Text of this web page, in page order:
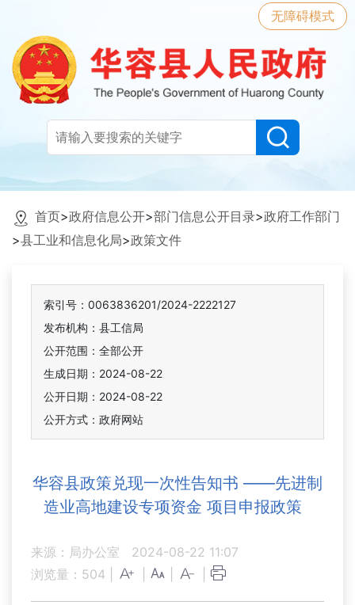
无障碍模式
首页>政府信息公开>部门信息公开目录>政府工作部门
>县工业和信息化局>政策文件
索引号：0063836201/2024-2222127
发布机构：县工信局
公开范围：全部公开
生成日期：2024-08-22
公开日期：2024-08-22
公开方式：政府网站
华容县政策兑现一次性告知书 ——先进制
造业高地建设专项资金 项目申报政策
来源：局办公室
2024-08-22 11:07
浏览量： 504